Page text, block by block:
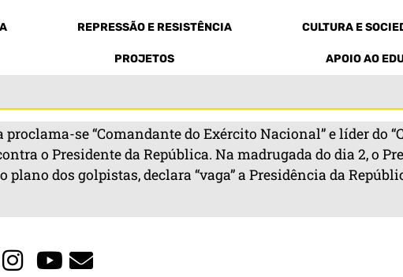
REPRESSÃO E RESISTÊNCIA CULTURA E
PROJETOS APOIO AO
proclama-se “Comandante do Exército Nacional” e líder do
o Presidente da República. Na madrugada do dia 2, o
dos golpistas, declara “vaga” a Presidência da